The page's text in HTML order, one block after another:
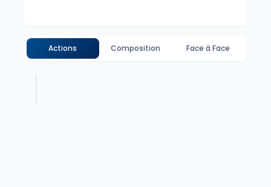
Actions Composition Face à Face